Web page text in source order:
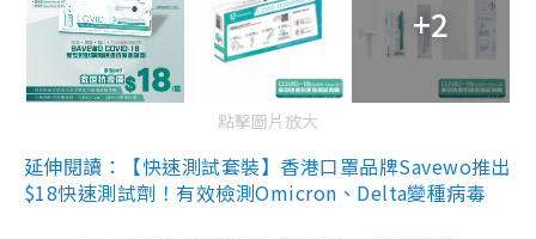
+2
點擊圖片放大
延伸閱讀：【快速測試套裝】香港口罩品牌Savewo推出
$18快速測試劑！有效檢測Omicron、Delta變種病毒